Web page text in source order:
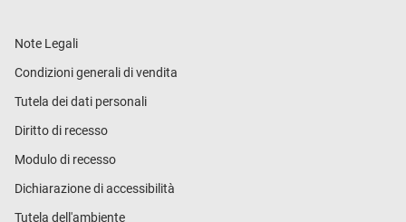
Note Legali
Condizioni generali di vendita
Tutela dei dati personali
Diritto di recesso
Modulo di recesso
Dichiarazione di accessibilità
Tutela dell'ambiente